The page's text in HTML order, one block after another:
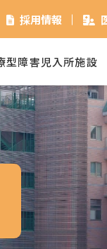
採用情報
型障害児入所施設